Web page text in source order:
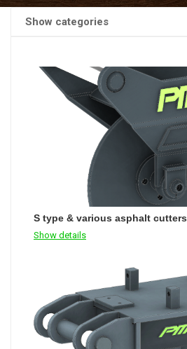
Show categories
S type & various asphalt cutters
Show details